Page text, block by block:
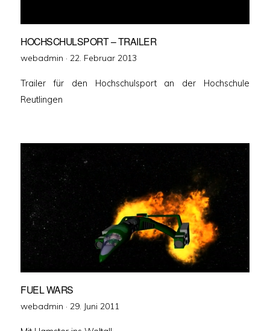
HOCHSCHULSPORT – TRAILER
webadmin · Veröffentlicht
22. Februar 2013
Trailer für den Hochschulsport an der Hochschule
Reutlingen
FUEL WARS
webadmin · Veröffentlicht
29. Juni 2011